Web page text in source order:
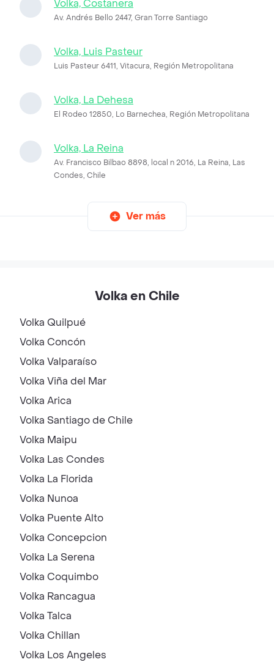
Volka, Costanera
Av. Andrés Bello 2447, Gran Torre Santiago
Volka, Luis Pasteur
Luis Pasteur 6411, Vitacura, Región Metropolitana
Volka, La Dehesa
El Rodeo 12850, Lo Barnechea, Región Metropolitana
Volka, La Reina
Av. Francisco Bilbao 8898, local n 2016, La Reina, Las
Condes, Chile
Ver más
Volka en Chile
Volka Quilpué
Volka Concón
Volka Valparaíso
Volka Viña del Mar
Volka Arica
Volka Santiago de Chile
Volka Maipu
Volka Las Condes
Volka La Florida
Volka Nunoa
Volka Puente Alto
Volka Concepcion
Volka La Serena
Volka Coquimbo
Volka Rancagua
Volka Talca
Volka Chillan
Volka Los Angeles